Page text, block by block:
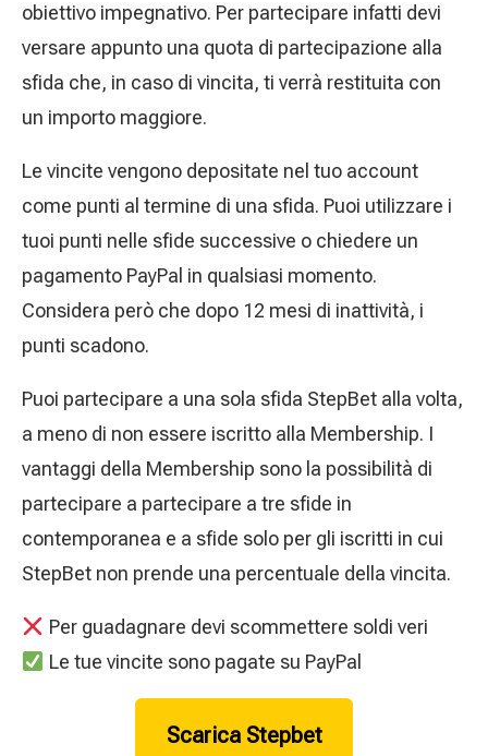
obiettivo impegnativo. Per partecipare infatti devi
versare appunto una quota di partecipazione alla
sfida che, in caso di vincita, ti verrà restituita con
un importo maggiore.
Le vincite vengono depositate nel tuo account
come punti al termine di una sfida. Puoi utilizzare i
tuoi punti nelle sfide successive o chiedere un
pagamento PayPal in qualsiasi momento.
Considera però che dopo 12 mesi di inattività, i
punti scadono.
Puoi partecipare a una sola sfida StepBet alla volta,
a meno di non essere iscritto alla Membership. I
vantaggi della Membership sono la possibilità di
partecipare a partecipare a tre sfide in
contemporanea e a sfide solo per gli iscritti in cui
StepBet non prende una percentuale della vincita.
Per guadagnare devi scommettere soldi veri
Le tue vincite sono pagate su PayPal
Scarica Stepbet